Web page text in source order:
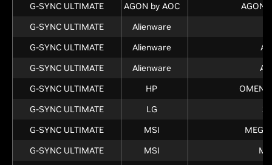
G-SYNC ULTIMATE
AGON by AOC
AGON
G-SYNC ULTIMATE
Alienware
G-SYNC ULTIMATE
Alienware
G-SYNC ULTIMATE
Alienware
G-SYNC ULTIMATE
HP
OMEN
G-SYNC ULTIMATE
LG
G-SYNC ULTIMATE
MSI
MEG
G-SYNC ULTIMATE
MSI